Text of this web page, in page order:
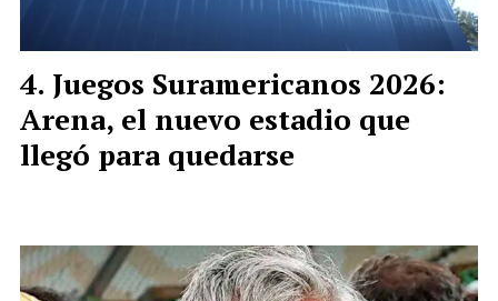
Juegos Suramericanos 2026:
Arena, el nuevo estadio que
llegó para quedarse